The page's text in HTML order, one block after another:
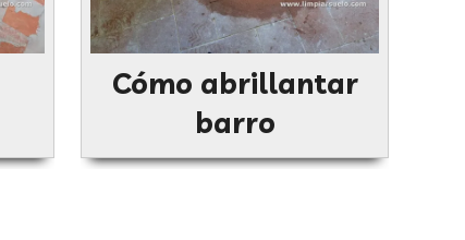
Cómo abrillantar
barro